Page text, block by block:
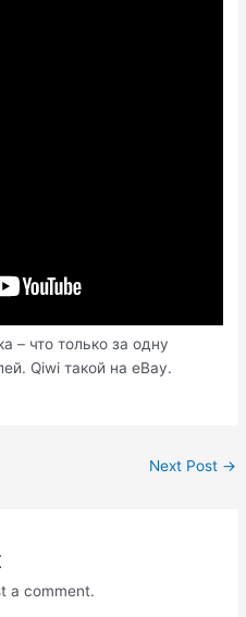
– что только за одну
Qiwi такой на eBay.
Next Post →
a comment.